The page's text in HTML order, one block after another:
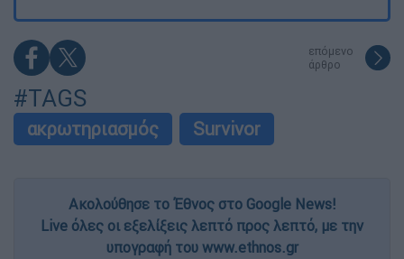
επόμενο
άρθρο
#TAGS
ακρωτηριασμός Survivor
Ακολούθησε το Έθνος στο Google News!
Live όλες οι εξελίξεις λεπτό προς λεπτό, με την
υπογραφή του www.ethnos.gr